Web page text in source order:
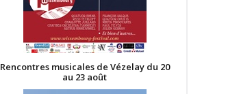
Rencontres musicales de Vézelay du 20
au 23 août